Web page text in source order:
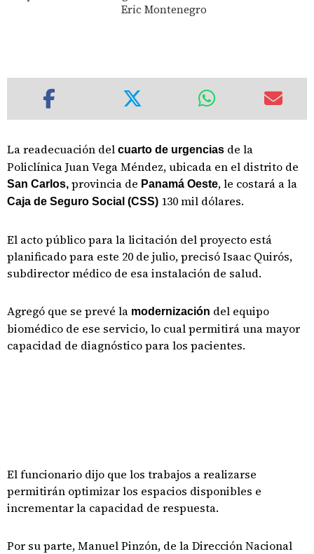
Eric Montenegro
La readecuación del cuarto de urgencias de la
Policlínica Juan Vega Méndez, ubicada en el distrito de
San Carlos, provincia de Panamá Oeste, le costará a la
Caja de Seguro Social (CSS) 130 mil dólares.
El acto público para la licitación del proyecto está
planificado para este 20 de julio, precisó Isaac Quirós,
subdirector médico de esa instalación de salud.
Agregó que se prevé la modernización del equipo
biomédico de ese servicio, lo cual permitirá una mayor
capacidad de diagnóstico para los pacientes.
El funcionario dijo que los trabajos a realizarse
permitirán optimizar los espacios disponibles e
incrementar la capacidad de respuesta.
Por su parte, Manuel Pinzón, de la Dirección Nacional